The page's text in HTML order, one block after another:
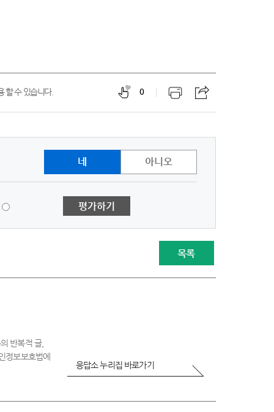
0
할 수 있습니다.
네 아니오
평가하기
목록
반복적 글,
정보보호법에
응답소 누리집 바로가기